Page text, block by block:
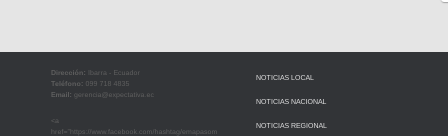
Dirección: Ibarra - Ecuador
Teléfono: 099 718 4835
Email: gerencia@expectativa.ec
<a
href=”https://www.facebook.com/hashtag/emapasom
NOTICIAS LOCAL
NOTICIAS NACIONAL
NOTICIAS REGIONAL